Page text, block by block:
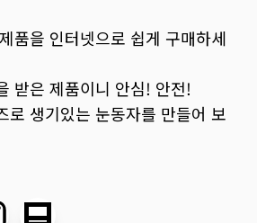
품을 인터넷으로 쉽게 구매하세
받은 제품이니 안심! 안전!
로 생기있는 눈동자를 만들어 보